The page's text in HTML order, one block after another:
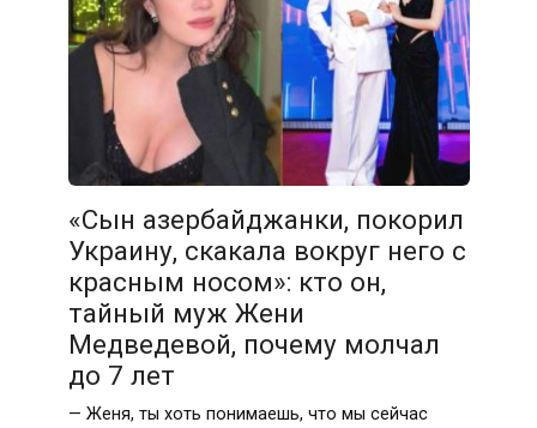
«Сын азербайджанки, покорил
Украину, скакала вокруг него с
красным носом»: кто он,
тайный муж Жени
Медведевой, почему молчал
до 7 лет
— Женя, ты хоть понимаешь, что мы сейчас